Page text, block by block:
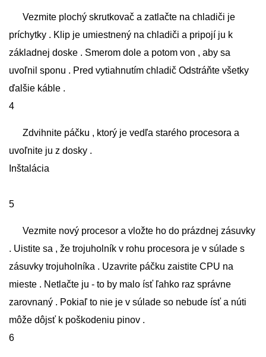
Vezmite plochý skrutkovač a zatlačte na chladiči je
príchytky . Klip je umiestnený na chladiči a pripojí ju k
základnej doske . Smerom dole a potom von , aby sa
uvoľnil sponu . Pred vytiahnutím chladič Odstráňte všetky
ďalšie káble .
4
Zdvihnite páčku , ktorý je vedľa starého procesora a
uvoľnite ju z dosky .
Inštalácia
5
Vezmite nový procesor a vložte ho do prázdnej zásuvky
. Uistite sa , že trojuholník v rohu procesora je v súlade s
zásuvky trojuholníka . Uzavrite páčku zaistite CPU na
mieste . Netlačte ju - to by malo ísť ľahko raz správne
zarovnaný . Pokiaľ to nie je v súlade so nebude ísť a núti
môže dôjsť k poškodeniu pinov .
6